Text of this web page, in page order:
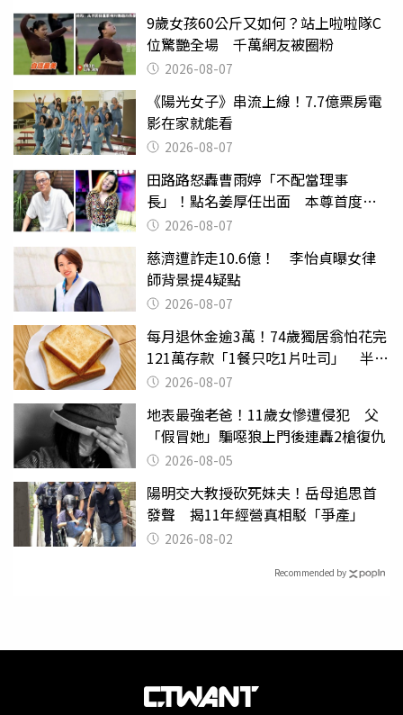
9歲女孩60公斤又如何？站上啦啦隊C
位驚艷全場 千萬網友被圈粉
2026-08-07
《陽光女子》串流上線！7.7億票房電
影在家就能看
2026-08-07
田路路怒轟曹雨婷「不配當理事
長」！點名姜厚任出面 本尊首度回
應了2026-08-07
慈濟遭詐走10.6億！ 李怡貞曝女律
師背景提4疑點
2026-08-07
每月退休金逾3萬！74歲獨居翁怕花完
121萬存款「1餐只吃1片吐司」 半年
後暴瘦嚇壞女兒
2026-08-07
地表最強老爸！11歲女慘遭侵犯 父
「假冒她」騙噁狼上門後連轟2槍復仇
2026-08-05
陽明交大教授砍死妹夫！岳母追思首
發聲 揭11年經營真相駁「爭產」
2026-08-02
Recommended by